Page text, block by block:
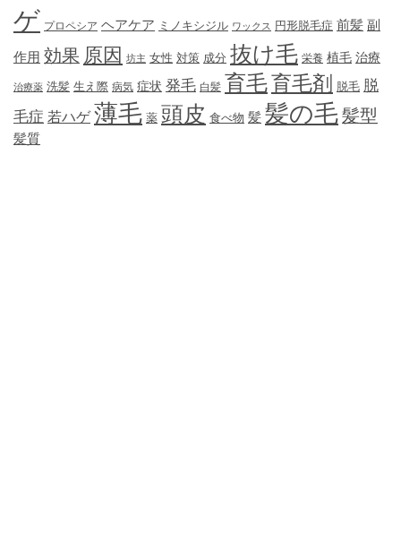
ゲ プロペシア ヘアケア ミノキシジル ワックス 円形脱毛症 前髪 副
作用 効果 原因 坊主 女性 対策 成分 抜け毛 栄養 植毛 治療
治療薬 洗髪 生え際 病気 症状 発毛 白髪 育毛育毛剤 脱毛 脱
毛症 若ハゲ 薄毛 薬 頭皮 食べ物 髪 髪の毛髪型
髪質